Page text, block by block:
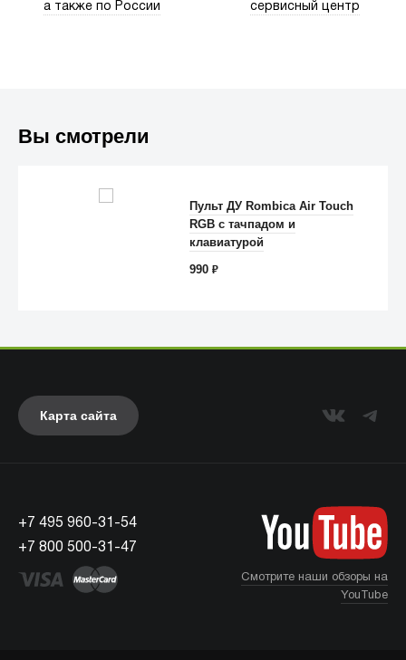
а также по России
сервисный центр
Вы смотрели
Пульт ДУ Rombica Air Touch
RGB с тачпадом и
клавиатурой
990₽
Карта сайта
+7 495 960-31-54
+7 800 500-31-47
Смотрите наши обзоры на
YouTube